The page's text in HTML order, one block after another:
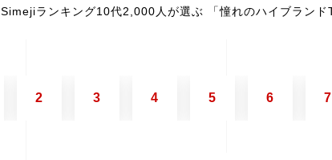
Simejiランキング10代2,000人が選ぶ 「憧れのハイブランド
2 3 4 5 6 7